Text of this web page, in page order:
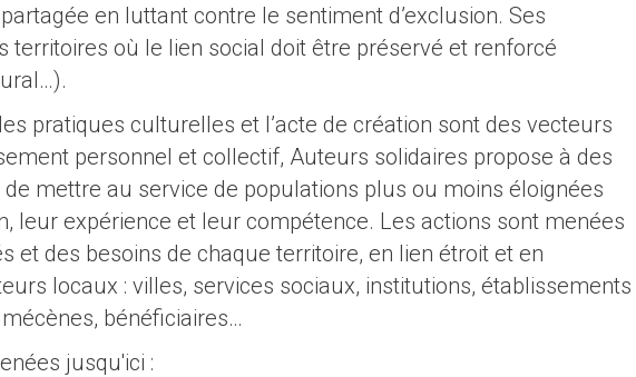
en luttant contre le sentiment d’exclusion. Ses
territoires où le lien social doit être préservé et renforcé
pratiques culturelles et l’acte de création sont des vecteurs
personnel et collectif, Auteurs solidaires propose à des
mettre au service de populations plus ou moins éloignées
leur expérience et leur compétence. Les actions sont menées
et des besoins de chaque territoire, en lien étroit et en
locaux : villes, services sociaux, institutions, établissements
bénéficiaires…
jusqu'ici :